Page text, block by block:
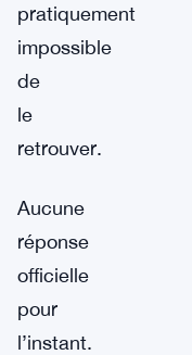
pratiquement
impossible
de
le
retrouver.
Aucune
réponse
officielle
pour
l’instant.